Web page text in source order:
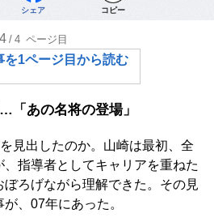
シェア コピー
4 /4 ページ目
を1ページ目から読む
「あの名将の登場」
見出したのか。山崎は最初、全
、指導者としてキャリアを重ねた
ろげながら理解できた。その見
、07年にあった。